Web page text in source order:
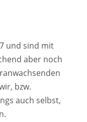
und sind mit
aber noch
bzw.
auch selbst,